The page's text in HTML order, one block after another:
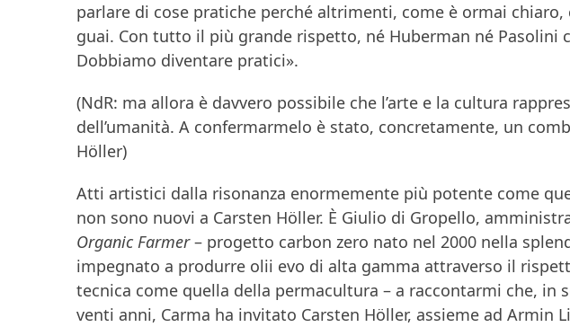
parlare di cose pratiche perché altrimenti, come è ormai
guai. Con tutto il più grande rispetto, né Huberman né
Dobbiamo diventare pratici».
(NdR: ma allora è davvero possibile che l’arte e la cultura
dell’umanità. A confermarmelo è stato, concretamente, un
Höller)
Atti artistici dalla risonanza enormemente più potente come
non sono nuovi a Carsten Höller. È Giulio di Gropello,
Organic Farmer– progetto carbon zero nato nel 2000 nella
impegnato a produrre olii evo di alta gamma attraverso il
tecnica come quella della permacultura – a raccontarmi che,
venti anni, Carma ha invitato Carsten Höller, assieme ad Armin